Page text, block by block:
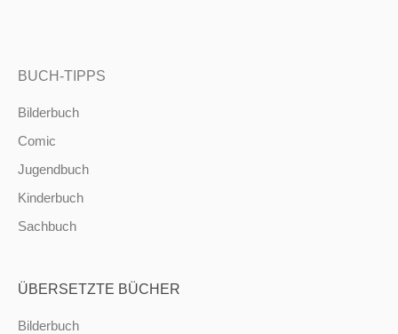
BUCH-TIPPS
Bilderbuch
Comic
Jugendbuch
Kinderbuch
Sachbuch
ÜBERSETZTE BÜCHER
Bilderbuch